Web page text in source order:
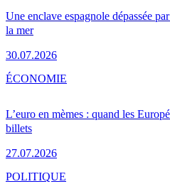
Une enclave espagnole dépassée
la mer
30.07.2026
L’euro en mèmes : quand les
billets
27.07.2026
ÉCONOMIE
POLITIQUE